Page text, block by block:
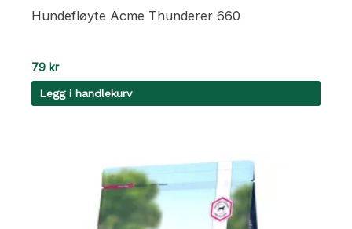
Hundefløyte Acme Thunderer 660
79 kr
Legg i handlekurv